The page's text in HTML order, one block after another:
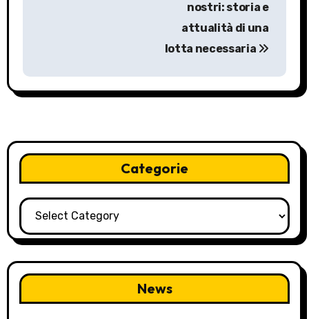
i
a
t
i
o
n
nostri: storia e
attualità di una
lotta necessaria
Categorie
Categorie
News